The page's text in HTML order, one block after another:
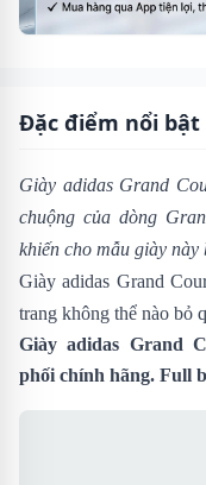
Đặc điểm nổi bật
Giày adidas Grand
chuộng của dòng
khiến cho mẫu giày này
Giày adidas Grand
trang không thể nào bỏ
Giày adidas Grand
phối chính hãng. Full